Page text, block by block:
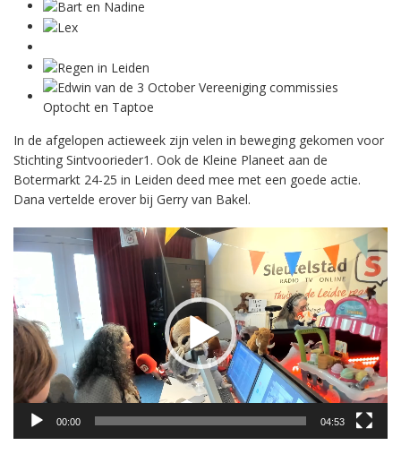
In de afgelopen actieweek zijn velen in beweging gekomen voor
Stichting Sintvoorieder1. Ook de Kleine Planeet aan de
Botermarkt 24-25 in Leiden deed mee met een goede actie.
Dana vertelde erover bij Gerry van Bakel.
Videospeler
00:00 04:53